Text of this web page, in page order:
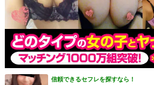
信頼できるセフレを探すなら！